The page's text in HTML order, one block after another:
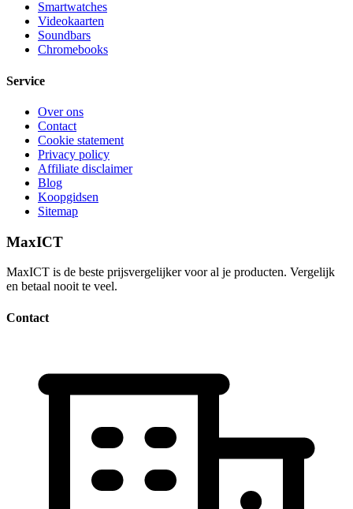
Smartwatches
Videokaarten
Soundbars
Chromebooks
Service
Over ons
Contact
Cookie statement
Privacy policy
Affiliate disclaimer
Blog
Koopgidsen
Sitemap
MaxICT
MaxICT is de beste prijsvergelijker voor al je producten. Vergelijk
en betaal nooit te veel.
Contact